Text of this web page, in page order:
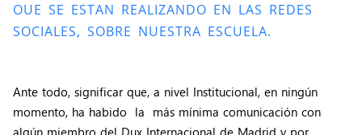
OUE SE ESTAN REALIZANDO EN LAS REDES
SOCIALES, SOBRE NUESTRA ESCUELA.
Ante todo, significar que, a nivel Institucional, en ningún
momento, ha habido la más mínima comunicación con